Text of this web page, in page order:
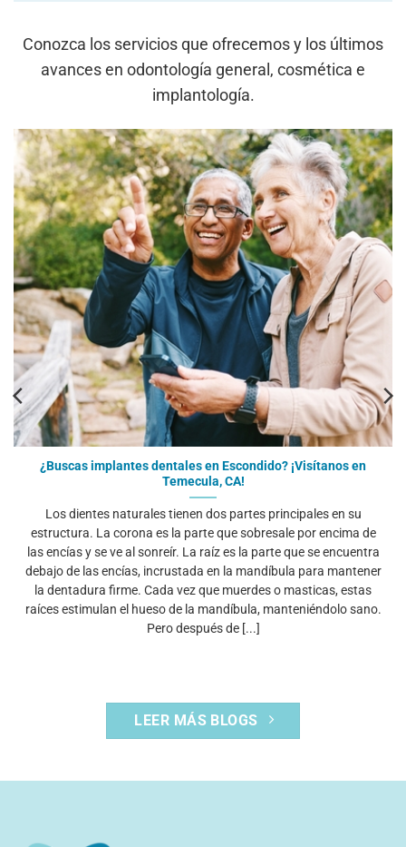
Conozca los servicios que ofrecemos y los últimos
avances en odontología general, cosmética e
implantología.
¿Buscas implantes dentales en Escondido? ¡Visítanos en
Temecula, CA!
Los dientes naturales tienen dos partes principales en su
estructura. La corona es la parte que sobresale por encima de
las encías y se ve al sonreír. La raíz es la parte que se encuentra
debajo de las encías, incrustada en la mandíbula para mantener
la dentadura firme. Cada vez que muerdes o masticas, estas
raíces estimulan el hueso de la mandíbula, manteniéndolo sano.
Pero después de [...]
LEER MÁS BLOGS